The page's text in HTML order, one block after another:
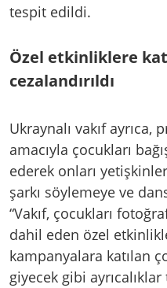
tespit edildi.
Özel etkinliklere
cezalandırıldı
Ukraynalı vakıf
amacıyla çocukları
ederek onları
şarkı söylemeye ve
“Vakıf, çocukları
dahil eden özel
kampanyalara katılan
giyecek gibi ayrıcalıklar